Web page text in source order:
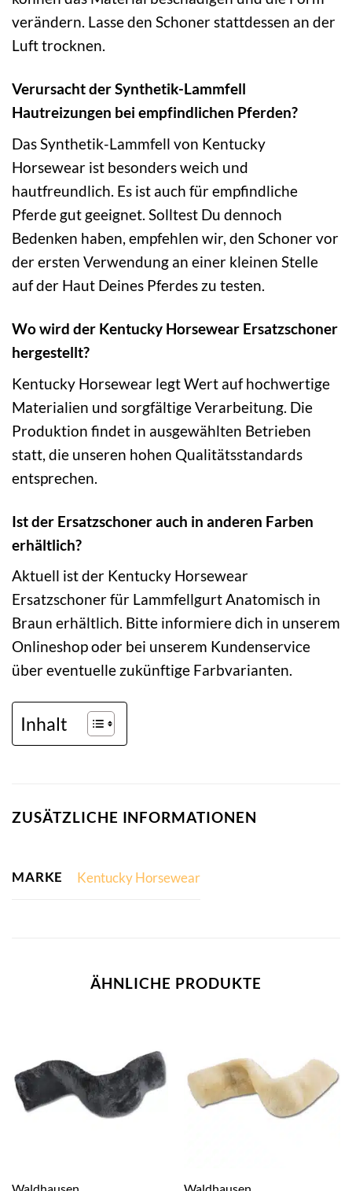
verändern. Lasse den Schoner stattdessen an der
Luft trocknen.
Verursacht der Synthetik-Lammfell
Hautreizungen bei empfindlichen Pferden?
Das Synthetik-Lammfell von Kentucky
Horsewear ist besonders weich und
hautfreundlich. Es ist auch für empfindliche
Pferde gut geeignet. Solltest Du dennoch
Bedenken haben, empfehlen wir, den Schoner vor
der ersten Verwendung an einer kleinen Stelle
auf der Haut Deines Pferdes zu testen.
Wo wird der Kentucky Horsewear Ersatzschoner
hergestellt?
Kentucky Horsewear legt Wert auf hochwertige
Materialien und sorgfältige Verarbeitung. Die
Produktion findet in ausgewählten Betrieben
statt, die unseren hohen Qualitätsstandards
entsprechen.
Ist der Ersatzschoner auch in anderen Farben
erhältlich?
Aktuell ist der Kentucky Horsewear
Ersatzschoner für Lammfellgurt Anatomisch in
Braun erhältlich. Bitte informiere dich in unserem
Onlineshop oder bei unserem Kundenservice
über eventuelle zukünftige Farbvarianten.
Inhalt
ZUSÄTZLICHE INFORMATIONEN
MARKE Kentucky Horsewear
ÄHNLICHE PRODUKTE